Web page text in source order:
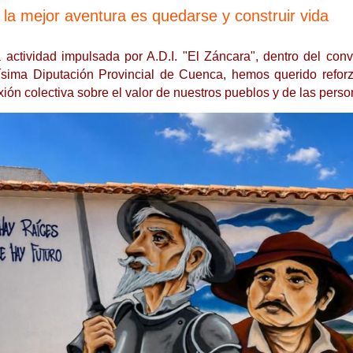
la mejor aventura es quedarse y construir vida
actividad impulsada por A.D.I. "El Záncara", dentro del
Diputación Provincial de Cuenca, hemos querido
colectiva sobre el valor de nuestros pueblos y de las